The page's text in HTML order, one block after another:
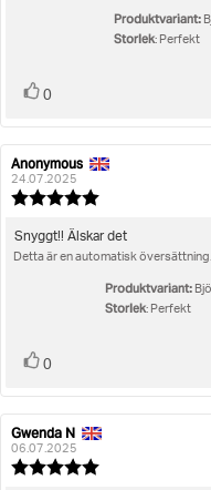
Produktvariant:
Storlek: Perfekt
Rösta
0
Recensionsförfattare:
Anonymous
24.07.2025
utav
Recensionstext:
Snyggt!! Älskar det
Detta är en automatisk
Produktvariant:
Storlek: Perfekt
Rösta
0
Recensionsförfattare:
Gwenda N
06.07.2025